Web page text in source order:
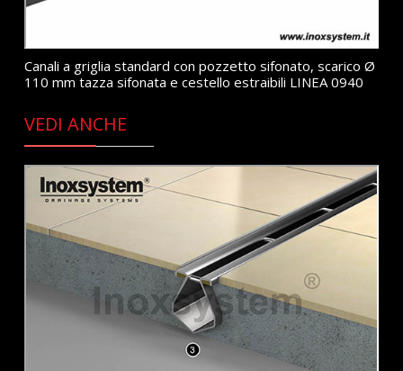
Canali a griglia standard con pozzetto sifonato, scarico Ø
110 mm tazza sifonata e cestello estraibili LINEA 0940
VEDI ANCHE